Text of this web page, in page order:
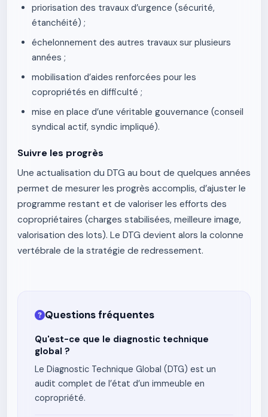
priorisation des travaux d’urgence (sécurité,
étanchéité) ;
échelonnement des autres travaux sur plusieurs
années ;
mobilisation d’aides renforcées pour les
copropriétés en difficulté ;
mise en place d’une véritable gouvernance (conseil
syndical actif, syndic impliqué).
Suivre les progrès
Une actualisation du DTG au bout de quelques années
permet de mesurer les progrès accomplis, d’ajuster le
programme restant et de valoriser les efforts des
copropriétaires (charges stabilisées, meilleure image,
valorisation des lots). Le DTG devient alors la colonne
vertébrale de la stratégie de redressement.
Questions fréquentes
Qu'est-ce que le diagnostic technique
global ?
Le Diagnostic Technique Global (DTG) est un
audit complet de l’état d’un immeuble en
copropriété.